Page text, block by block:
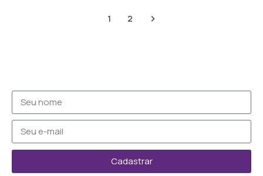
1 2
Cadastrar